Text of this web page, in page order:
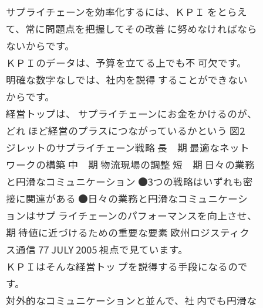
サプライチェーンを効率化するには、ＫＰＩ をとらえ
て、常に問題点を把握してその改善 に努めなければなら
ないからです。
ＫＰＩのデータは、予算を立てる上でも不 可欠です。
明確な数字なしでは、社内を説得 することができない
からです。
経営トップは、 サプライチェーンにお金をかけるのが、
どれ ほど経営のプラスにつながっているかという 図2
ジレットのサプライチェーン戦略 長 期 最適なネット
ワークの構築 中 期 物流現場の調整 短 期 日々の業務
と円滑なコミュニケーション ●3つの戦略はいずれも密
接に関連がある ●日々の業務と円滑なコミュニケーシ
ョンはサプ ライチェーンのパフォーマンスを向上させ、
期 待値に近づけるための重要な要素 欧州ロジスティク
ス通信 77 JULY 2005 視点で見ています。
ＫＰＩはそんな経営トッ プを説得する手段になるので
す。
対外的なコミュニケーションと並んで、社 内でも円滑な